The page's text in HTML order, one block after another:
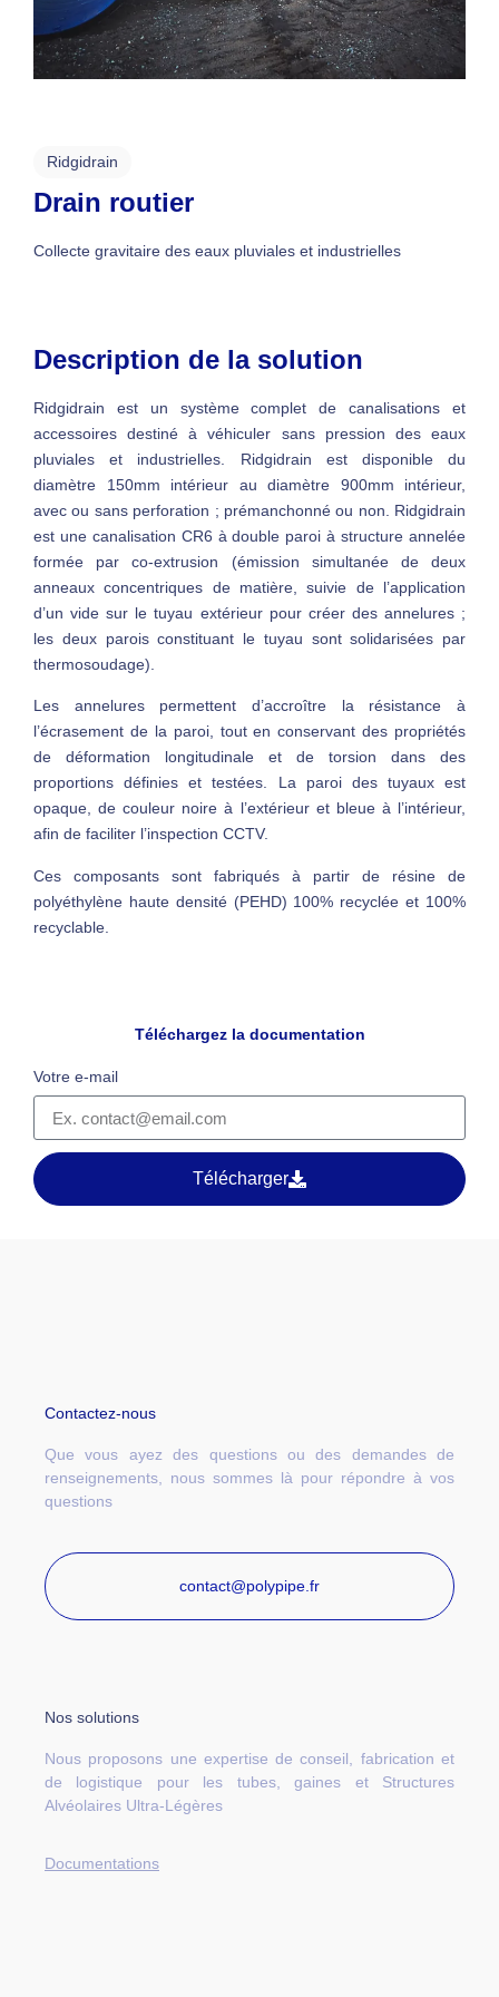
Ridgidrain
Drain routier
Collecte gravitaire des eaux pluviales et industrielles
Description de la solution
Ridgidrain est un système complet de canalisations et
accessoires destiné à véhiculer sans pression des eaux
pluviales et industrielles. Ridgidrain est disponible du
diamètre 150mm intérieur au diamètre 900mm intérieur,
avec ou sans perforation ; prémanchonné ou non. Ridgidrain
est une canalisation CR6 à double paroi à structure annelée
formée par co-extrusion (émission simultanée de deux
anneaux concentriques de matière, suivie de l’application
d’un vide sur le tuyau extérieur pour créer des annelures ;
les deux parois constituant le tuyau sont solidarisées par
thermosoudage).
Les annelures permettent d’accroître la résistance à
l’écrasement de la paroi, tout en conservant des propriétés
de déformation longitudinale et de torsion dans des
proportions définies et testées. La paroi des tuyaux est
opaque, de couleur noire à l’extérieur et bleue à l’intérieur,
afin de faciliter l’inspection CCTV.
Ces composants sont fabriqués à partir de résine de
polyéthylène haute densité (PEHD) 100% recyclée et 100%
recyclable.
Téléchargez la documentation
Votre e-mail
Télécharger
Contactez-nous
Que vous ayez des questions ou des demandes de
renseignements, nous sommes là pour répondre à vos
questions
contact@polypipe.fr
Nos solutions
Nous proposons une expertise de conseil, fabrication et
de logistique pour les tubes, gaines et Structures
Alvéolaires Ultra-Légères
Documentations